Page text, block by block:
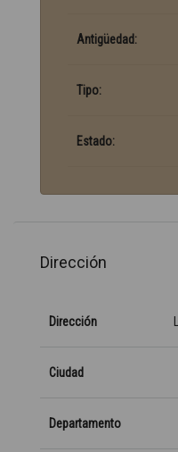
Antigüedad:
Tipo:
Estado:
Dirección
Dirección
Ciudad
Departamento